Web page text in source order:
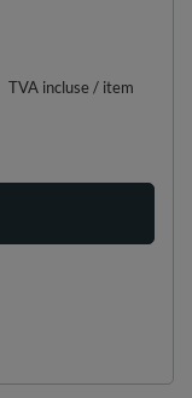
TVA incluse/ item